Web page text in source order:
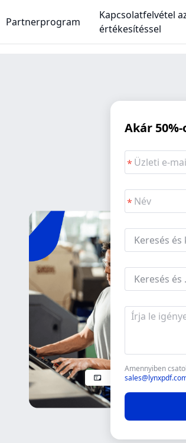
Partnerprogram
Kapcsolatfelvétel
értékesítéssel
Akár
Keresés és
Amennyiben